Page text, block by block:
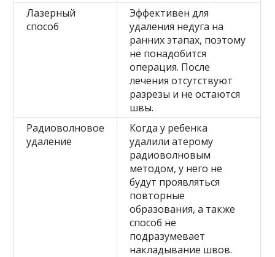
Лазерный
способ
Эффективен для
удаления недуга на
ранних этапах, поэтому
не понадобится
операция. После
лечения отсутствуют
разрезы и не остаются
швы.
Радиоволновое
удаление
Когда у ребенка
удалили атерому
радиоволновым
методом, у него не
будут проявляться
повторные
образования, а также
способ не
подразумевает
накладывание швов.